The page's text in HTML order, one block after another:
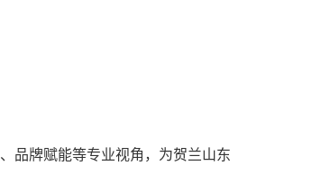
品牌赋能等专业视角，为贺兰山东